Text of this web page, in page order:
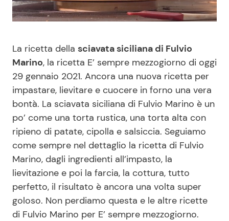
Casa
Moda e Style
Mondo Mamma
News benessere
Salute
Viaggi e Turismo
Festività
Consigli di Cucina
Dolci
Le Ricette in TV
Primi Piatti
Ricette Facili e Veloci
Ricette Feste
Ricette per Bambini
La ricetta della sciavata siciliana di Fulvio
Marino, la ricetta E’ sempre mezzogiorno di oggi
29 gennaio 2021. Ancora una nuova ricetta per
impastare, lievitare e cuocere in forno una vera
bontà. La sciavata siciliana di Fulvio Marino è un
po’ come una torta rustica, una torta alta con
ripieno di patate, cipolla e salsiccia. Seguiamo
come sempre nel dettaglio la ricetta di Fulvio
Marino, dagli ingredienti all’impasto, la
lievitazione e poi la farcia, la cottura, tutto
perfetto, il risultato è ancora una volta super
goloso. Non perdiamo questa e le altre ricette
di Fulvio Marino per E’ sempre mezzogiorno.